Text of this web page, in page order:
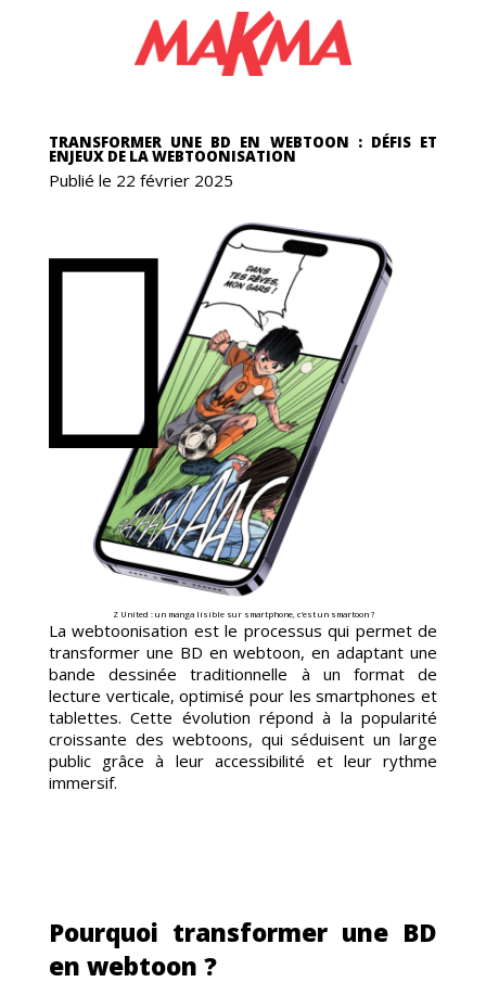
TRANSFORMER UNE BD EN WEBTOON : DÉFIS ET
ENJEUX DE LA WEBTOONISATION
Publié le 22 février 2025
Z United : un manga lisible sur smartphone, c'est un smartoon ?
La webtoonisation est le processus qui permet de
transformer une BD en webtoon, en adaptant une
bande dessinée traditionnelle à un format de
lecture verticale, optimisé pour les smartphones et
tablettes. Cette évolution répond à la popularité
croissante des webtoons, qui séduisent un large
public grâce à leur accessibilité et leur rythme
immersif.
Pourquoi transformer une BD
en webtoon ?